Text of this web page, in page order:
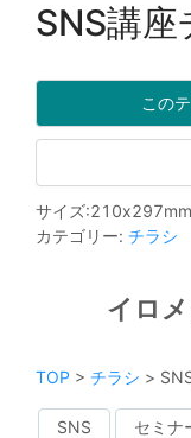
SNS講座
この
サイズ:210x297mm
カテゴリー: チラシ
イロ
TOP > チラシ >
SNS セミナ